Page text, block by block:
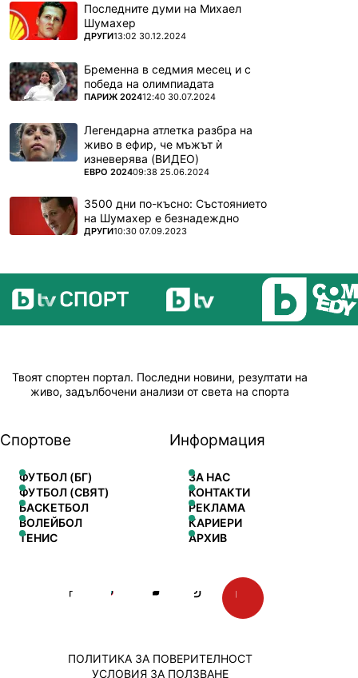
Последните думи на Михаел
Шумахер
ПОВЕЧЕ ОТ
ДРУГИ13:02 30.12.2024
Бременна в седмия месец и с
победа на олимпиадата
ПОВЕЧЕ ОТ
ПАРИЖ 202412:40 30.07.2024
Легендарна атлетка разбра на
живо в ефир, че мъжът ѝ
изневерява (ВИДЕО)
ПОВЕЧЕ ОТ
ЕВРО 202409:38 25.06.2024
3500 дни по-късно: Състоянието
на Шумахер е безнадеждно
ПОВЕЧЕ ОТ
ДРУГИ10:30 07.09.2023
Твоят спортен портал. Последни новини, резултати на
живо, задълбочени анализи от света на спорта
Спортове
ФУТБОЛ (БГ)
ФУТБОЛ (СВЯТ)
БАСКЕТБОЛ
ВОЛЕЙБОЛ
ТЕНИС
Информация
ЗА НАС
КОНТАКТИ
РЕКЛАМА
КАРИЕРИ
АРХИВ
ПОЛИТИКА ЗА ПОВЕРИТЕЛНОСТ
УСЛОВИЯ ЗА ПОЛЗВАНЕ